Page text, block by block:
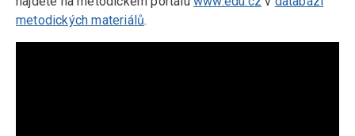
metodických materiálů.